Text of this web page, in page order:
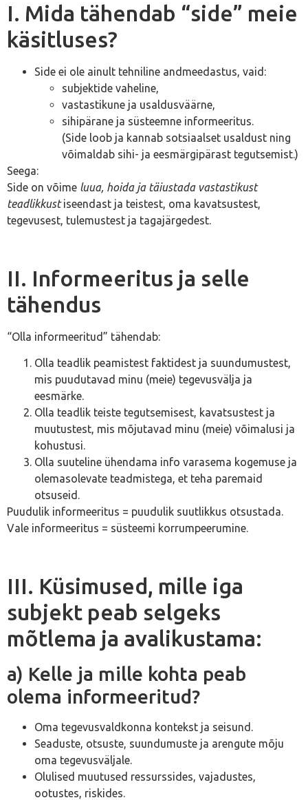
I. Mida tähendab “side” meie
käsitluses?
Side ei ole ainult tehniline andmeedastus, vaid:
subjektide vaheline,
vastastikune ja usaldusväärne,
sihipärane ja süsteemne informeeritus.
(Side loob ja kannab sotsiaalset usaldust ning
võimaldab sihi- ja eesmärgipärast tegutsemist.)
Seega:
Side on võime luua, hoida ja täiustada vastastikust
teadlikkustiseendast ja teistest, oma kavatsustest,
tegevusest, tulemustest ja tagajärgedest.
II. Informeeritus ja selle
tähendus
“Olla informeeritud” tähendab:
Olla teadlik peamistest faktidest ja suundumustest,
mis puudutavad minu (meie) tegevusvälja ja
eesmärke.
Olla teadlik teiste tegutsemisest, kavatsustest ja
muutustest, mis mõjutavad minu (meie) võimalusi ja
kohustusi.
Olla suuteline ühendama info varasema kogemuse ja
olemasolevate teadmistega, et teha paremaid
otsuseid.
Puudulik informeeritus = puudulik suutlikkus otsustada.
Vale informeeritus = süsteemi korrumpeerumine.
III. Küsimused, mille iga
subjekt peab selgeks
mõtlema ja avalikustama:
a) Kelle ja mille kohta peab
olema informeeritud?
Oma tegevusvaldkonna kontekst ja seisund.
Seaduste, otsuste, suundumuste ja arengute mõju
oma tegevusväljale.
Olulised muutused ressurssides, vajadustes,
ootustes, riskides.